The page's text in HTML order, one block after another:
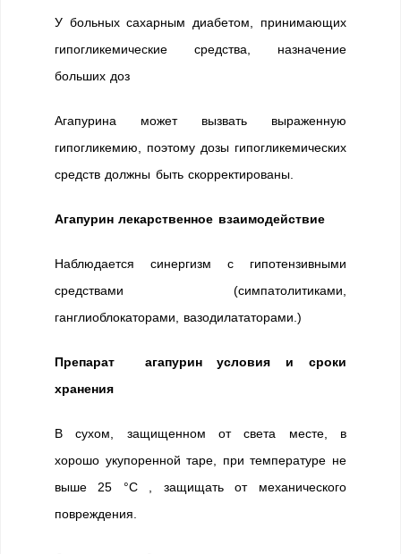
У больных сахарным диабетом, принимающих
гипогликемические средства, назначение
больших доз
Агапурина может вызвать выраженную
гипогликемию, поэтому дозы гипогликемических
средств должны быть скорректированы.
Агапурин лекарственное взаимодействие
Наблюдается синергизм с гипотензивными
средствами (симпатолитиками,
ганглиоблокаторами, вазодилататорами.)
Препарат агапурин условия и сроки
хранения
В сухом, защищенном от света месте, в
хорошо укупоренной таре, при температуре не
выше 25 °C , защищать от механического
повреждения.